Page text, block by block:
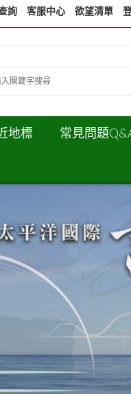
詢 客服中心 欲望清單
地標 常見問題